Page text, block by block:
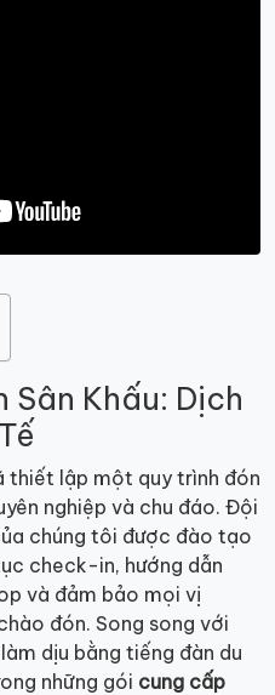
Sân Khấu: Dịch
thiết lập một quy trình đón
nghiệp và chu đáo. Đội
chúng tôi được đào tạo
check-in, hướng dẫn
và đảm bảo mọi vị
đón. Song song với
dịu bằng tiếng đàn du
những gói cung cấp